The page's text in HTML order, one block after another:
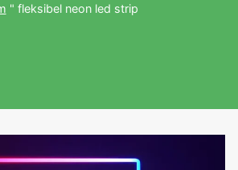
" fleksibel neon led strip